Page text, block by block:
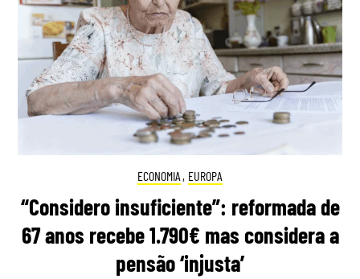
ECONOMIA , EUROPA
“Considero insuficiente”: reformada de
67 anos recebe 1.790€ mas considera a
pensão ‘injusta’